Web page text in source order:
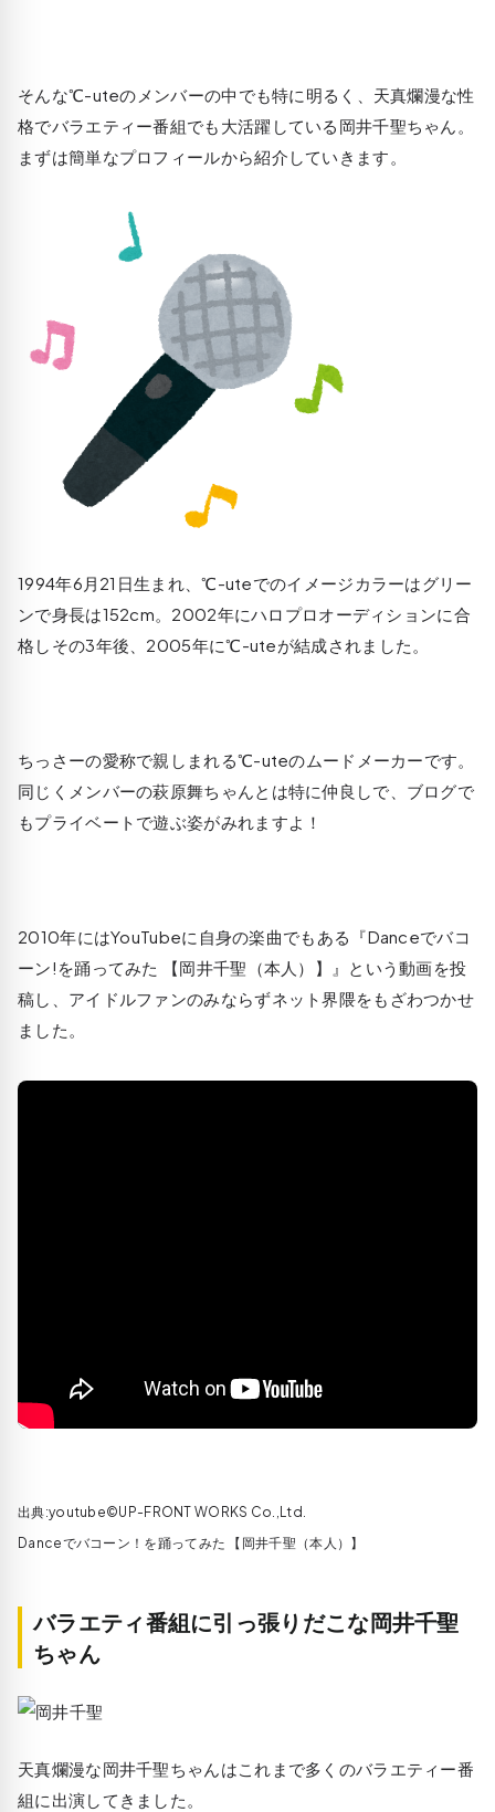
そんな℃-uteのメンバーの中でも特に明るく、天真爛漫な性
格でバラエティー番組でも大活躍している岡井千聖ちゃん。
まずは簡単なプロフィールから紹介していきます。
1994年6月21日生まれ、℃-uteでのイメージカラーはグリー
ンで身長は152cm。2002年にハロプロオーディションに合
格しその3年後、2005年に℃-uteが結成されました。
ちっさーの愛称で親しまれる℃-uteのムードメーカーです。
同じくメンバーの萩原舞ちゃんとは特に仲良しで、ブログで
もプライベートで遊ぶ姿がみれますよ！
2010年にはYouTubeに自身の楽曲でもある『Danceでバコ
ーン!を踊ってみた 【岡井千聖（本人）】』という動画を投
稿し、アイドルファンのみならずネット界隈をもざわつかせ
ました。
出典:youtube©UP-FRONT WORKS Co.,Ltd.
Danceでバコーン！を踊ってみた 【岡井千聖（本人）】
バラエティ番組に引っ張りだこな岡井千聖
ちゃん
天真爛漫な岡井千聖ちゃんはこれまで多くのバラエティー番
組に出演してきました。